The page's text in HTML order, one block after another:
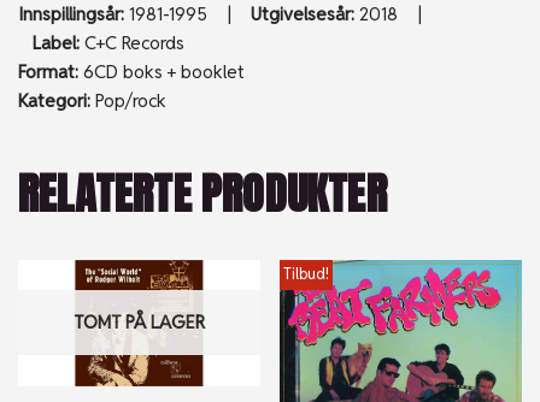
Innspillingsår: 1981-1995 | Utgivelsesår: 2018 |
Label: C+C Records
Format: 6CD boks + booklet
Kategori: Pop/rock
RELATERTE PRODUKTER
TOMT PÅ LAGER
Tilbud!